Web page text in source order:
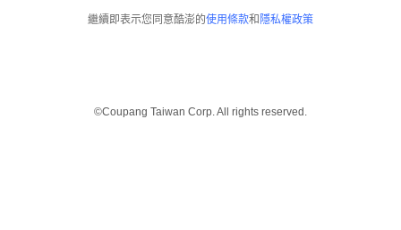
繼續即表示您同意酷澎的使用條款和 隱私權政策
©Coupang Taiwan Corp. All rights reserved.